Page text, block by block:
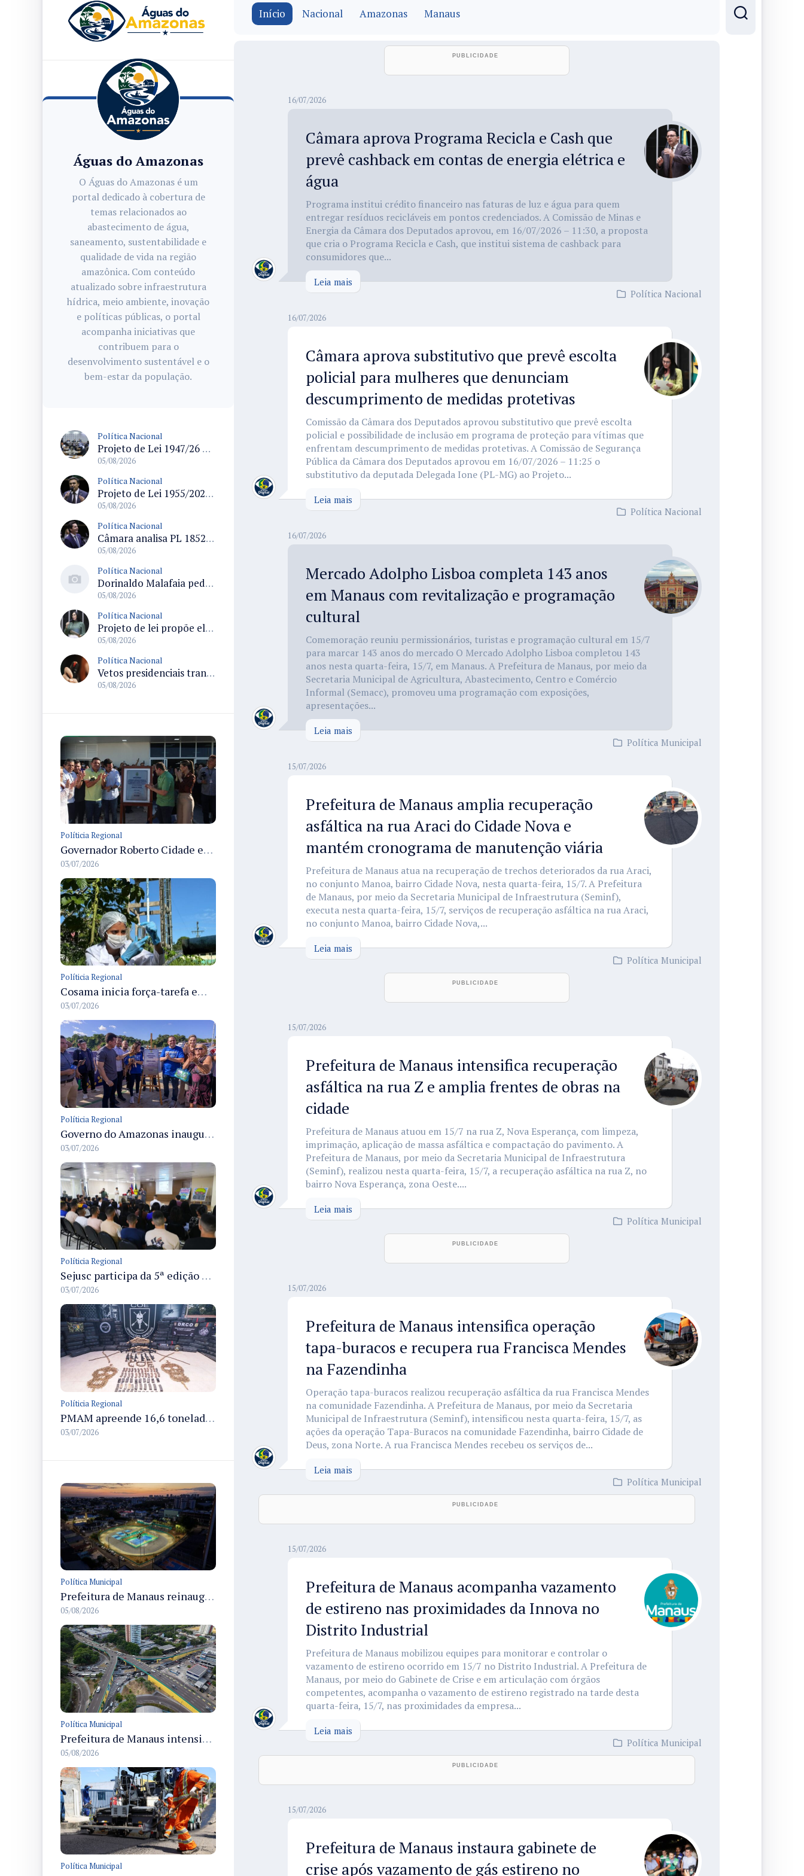
Águas do Amazonas
O Águas do Amazonas é um
portal dedicado à cobertura de
temas relacionados ao
abastecimento de água,
saneamento, sustentabilidade e
qualidade de vida na região
amazônica. Com conteúdo
atualizado sobre infraestrutura
hídrica, meio ambiente, inovação
e políticas públicas, o portal
acompanha iniciativas que
contribuem para o
desenvolvimento sustentável e o
bem-estar da população.
Política Nacional
Projeto de Lei 1947/26 propõe fim de margens para cartão de crédito e consignado do INSS
05/08/2026
Política Nacional
Projeto de Lei 1955/2026 propõe criação de geração livre de fumo ao restringir venda de vapes a nascidos desde 1º de janeiro de 2009
05/08/2026
Política Nacional
Câmara analisa PL 1852/26 que institui Política Nacional de Gestão de Desempenho e Eficiência para servidores públicos
05/08/2026
Política Nacional
Dorinaldo Malafaia pede vacinação ativa ao Ministério da Saúde para reverter queda na cobertura vacinal no Brasil
05/08/2026
Política Nacional
Projeto de lei propõe elevar para R$ 250 mil limite de isenção do IPI para pessoas com deficiência e autismo
05/08/2026
Política Nacional
Vetos presidenciais trancam a pauta do Congresso com 87 itens pendentes e incluem trechos do Orçamento de 2026
05/08/2026
Políticia Regional
Governador Roberto Cidade entrega readequação do ambulatório da FCecon e amplia capacidade de atendimento oncológico em Manaus
03/07/2026
Políticia Regional
Cosama inicia força-tarefa em Anamã para fortalecer abastecimento de água e segurança hídrica da população
03/07/2026
Políticia Regional
Governo do Amazonas inaugura primeiro Castramóvel Fluvial para atendimento veterinário às comunidades ribeirinhas e castração gratuita
03/07/2026
Políticia Regional
Sejusc participa da 5ª edição do Caminhos Literários com foco na cultura hip-hop nas unidades socioeducativas
03/07/2026
Políticia Regional
PMAM apreende 16,6 toneladas de entorpecentes e registra aumento nas prisões em flagrante e nas capturas de foragidos no primeiro semestre de 2026
03/07/2026
Política Municipal
Prefeitura de Manaus reinaugura o Velódromo Professora Alzira Campos e entrega espaço esportivo totalmente revitalizado
05/08/2026
Política Municipal
Prefeitura de Manaus intensifica obras de modernização no viaduto Miguel Arraes para ampliar segurança e acessibilidade na região
05/08/2026
Política Municipal
Início Nacional Amazonas Manaus
16/07/2026
Câmara aprova Programa Recicla e Cash que
prevê cashback em contas de energia elétrica e
água
Programa institui crédito financeiro nas faturas de luz e água para quem
entregar resíduos recicláveis em pontos credenciados. A Comissão de Minas e
Energia da Câmara dos Deputados aprovou, em 16/07/2026 – 11:30, a proposta
que cria o Programa Recicla e Cash, que institui sistema de cashback para
consumidores que...
Leia mais
Política Nacional
16/07/2026
Câmara aprova substitutivo que prevê escolta
policial para mulheres que denunciam
descumprimento de medidas protetivas
Comissão da Câmara dos Deputados aprovou substitutivo que prevê escolta
policial e possibilidade de inclusão em programa de proteção para vítimas que
enfrentam descumprimento de medidas protetivas. A Comissão de Segurança
Pública da Câmara dos Deputados aprovou em 16/07/2026 – 11:25 o
substitutivo da deputada Delegada Ione (PL-MG) ao Projeto...
Leia mais
Política Nacional
16/07/2026
Mercado Adolpho Lisboa completa 143 anos
em Manaus com revitalização e programação
cultural
Comemoração reuniu permissionários, turistas e programação cultural em 15/7
para marcar 143 anos do mercado O Mercado Adolpho Lisboa completou 143
anos nesta quarta-feira, 15/7, em Manaus. A Prefeitura de Manaus, por meio da
Secretaria Municipal de Agricultura, Abastecimento, Centro e Comércio
Informal (Semacc), promoveu uma programação com exposições,
apresentações...
Leia mais
Política Municipal
15/07/2026
Prefeitura de Manaus amplia recuperação
asfáltica na rua Araci do Cidade Nova e
mantém cronograma de manutenção viária
Prefeitura de Manaus atua na recuperação de trechos deteriorados da rua Araci,
no conjunto Manoa, bairro Cidade Nova, nesta quarta-feira, 15/7. A Prefeitura
de Manaus, por meio da Secretaria Municipal de Infraestrutura (Seminf),
executa nesta quarta-feira, 15/7, serviços de recuperação asfáltica na rua Araci,
no conjunto Manoa, bairro Cidade Nova,...
Leia mais
Política Municipal
15/07/2026
Prefeitura de Manaus intensifica recuperação
asfáltica na rua Z e amplia frentes de obras na
cidade
Prefeitura de Manaus atuou em 15/7 na rua Z, Nova Esperança, com limpeza,
imprimação, aplicação de massa asfáltica e compactação do pavimento. A
Prefeitura de Manaus, por meio da Secretaria Municipal de Infraestrutura
(Seminf), realizou nesta quarta-feira, 15/7, a recuperação asfáltica na rua Z, no
bairro Nova Esperança, zona Oeste....
Leia mais
Política Municipal
15/07/2026
Prefeitura de Manaus intensifica operação
tapa-buracos e recupera rua Francisca Mendes
na Fazendinha
Operação tapa-buracos realizou recuperação asfáltica da rua Francisca Mendes
na comunidade Fazendinha. A Prefeitura de Manaus, por meio da Secretaria
Municipal de Infraestrutura (Seminf), intensificou nesta quarta-feira, 15/7, as
ações da operação Tapa-Buracos na comunidade Fazendinha, bairro Cidade de
Deus, zona Norte. A rua Francisca Mendes recebeu os serviços de...
Leia mais
Política Municipal
15/07/2026
Prefeitura de Manaus acompanha vazamento
de estireno nas proximidades da Innova no
Distrito Industrial
Prefeitura de Manaus mobilizou equipes para monitorar e controlar o
vazamento de estireno ocorrido em 15/7 no Distrito Industrial. A Prefeitura de
Manaus, por meio do Gabinete de Crise e em articulação com órgãos
competentes, acompanha o vazamento de estireno registrado na tarde desta
quarta-feira, 15/7, nas proximidades da empresa...
Leia mais
Política Municipal
15/07/2026
Prefeitura de Manaus instaura gabinete de
crise após vazamento de gás estireno no